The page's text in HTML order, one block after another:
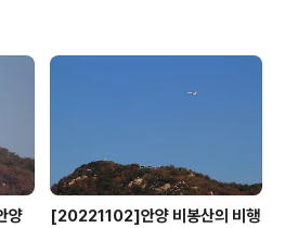
성과를 보인 기관에
블로그와 트위터 등
게 전달하고 시와 시
동 스토리를 발굴해
양
[20221102]안양 비봉산의 비행